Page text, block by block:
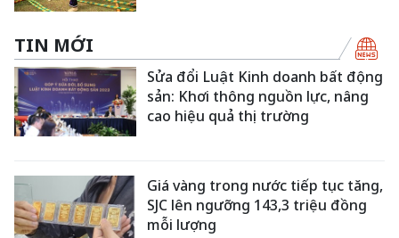
TIN MỚI
Sửa đổi Luật Kinh doanh bất động
sản: Khơi thông nguồn lực, nâng
cao hiệu quả thị trường
Giá vàng trong nước tiếp tục tăng,
SJC lên ngưỡng 143,3 triệu đồng
mỗi lượng